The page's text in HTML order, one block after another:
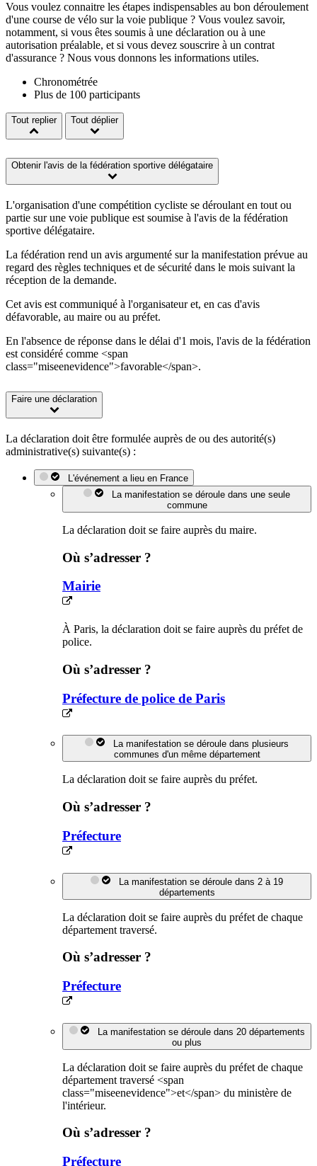
Vous voulez connaitre les étapes indispensables au bon déroulement
d'une course de vélo sur la voie publique ? Vous voulez savoir,
notamment, si vous êtes soumis à une déclaration ou à une
autorisation préalable, et si vous devez souscrire à un contrat
d'assurance ? Nous vous donnons les informations utiles.
Chronométrée
Plus de 100 participants
Tout replier Tout déplier
Obtenir l'avis de la fédération sportive délégataire
L'organisation d'une compétition cycliste se déroulant en tout ou
partie sur une voie publique est soumise à l'avis de la fédération
sportive délégataire.
La fédération rend un avis argumenté sur la manifestation prévue au
regard des règles techniques et de sécurité dans le mois suivant la
réception de la demande.
Cet avis est communiqué à l'organisateur et, en cas d'avis
défavorable, au maire ou au préfet.
En l'absence de réponse dans le délai d'1 mois, l'avis de la fédération
est considéré comme <span
class="miseenevidence">favorable</span>.
Faire une déclaration
La déclaration doit être formulée auprès de ou des autorité(s)
administrative(s) suivante(s) :
L'événement a lieu en France
La manifestation se déroule dans une seule
commune
La déclaration doit se faire auprès du maire.
Où s’adresser ?
Mairie
À Paris, la déclaration doit se faire auprès du préfet de
police.
Où s’adresser ?
Préfecture de police de Paris
La manifestation se déroule dans plusieurs
communes d'un même département
La déclaration doit se faire auprès du préfet.
Où s’adresser ?
Préfecture
La manifestation se déroule dans 2 à 19
départements
La déclaration doit se faire auprès du préfet de chaque
département traversé.
Où s’adresser ?
Préfecture
La manifestation se déroule dans 20 départements
ou plus
La déclaration doit se faire auprès du préfet de chaque
département traversé <span
class="miseenevidence">et</span> du ministère de
l'intérieur.
Où s’adresser ?
Préfecture